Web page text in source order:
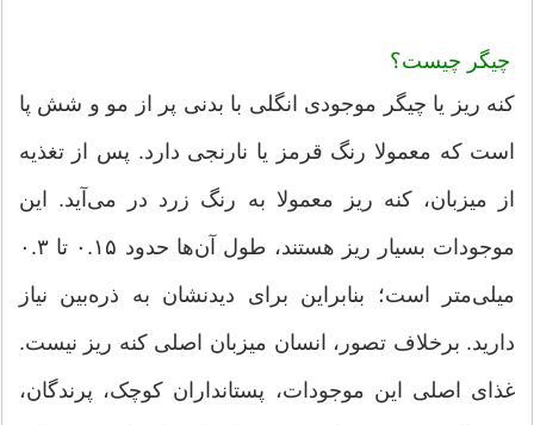
چیگر چیست؟
کنه ریز یا چیگر موجودی انگلی با بدنی پر از مو و شش پا
است که معمولا رنگ قرمز یا نارنجی دارد. پس از تغذیه
از میزبان، کنه ریز معمولا به رنگ زرد در می‌آید. این
موجودات بسیار ریز هستند، طول آن‌ها حدود ۰.۱۵ تا ۰.۳
میلی‌متر است؛ بنابراین برای دیدنشان به ذره‌بین نیاز
دارید. برخلاف تصور، انسان میزبان اصلی کنه ریز نیست.
غذای اصلی این موجودات، پستانداران کوچک، پرندگان،